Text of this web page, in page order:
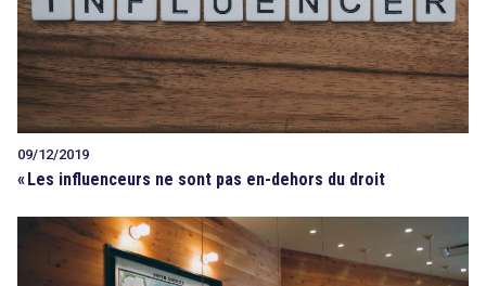
09/12/2019
« Les influenceurs ne sont pas en-dehors du droit